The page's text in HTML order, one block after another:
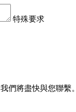
特殊要求
們將盡快與您聯繫。